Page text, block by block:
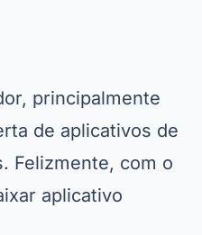
principalmente
de aplicativos de
Felizmente, com o
aplicativo